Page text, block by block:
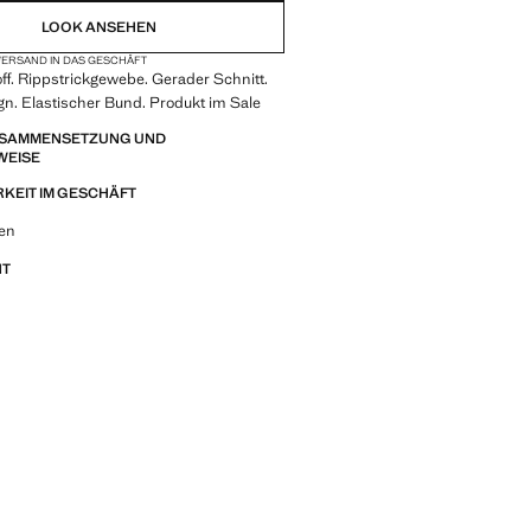
LOOK ANSEHEN
IN DAS GESCHÄFT
Rippstrickgewebe. Gerader Schnitt.
Elastischer Bund. Produkt im Sale
UND
IM GESCHÄFT
Kleidungsstücken und Trends